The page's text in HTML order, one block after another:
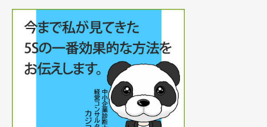
windowwindow